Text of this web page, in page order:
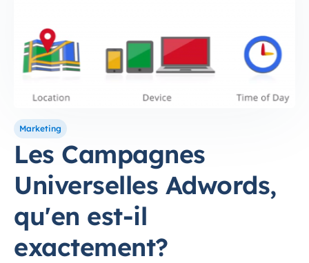
Marketing
Les Campagnes
Universelles Adwords,
qu'en est-il
exactement?